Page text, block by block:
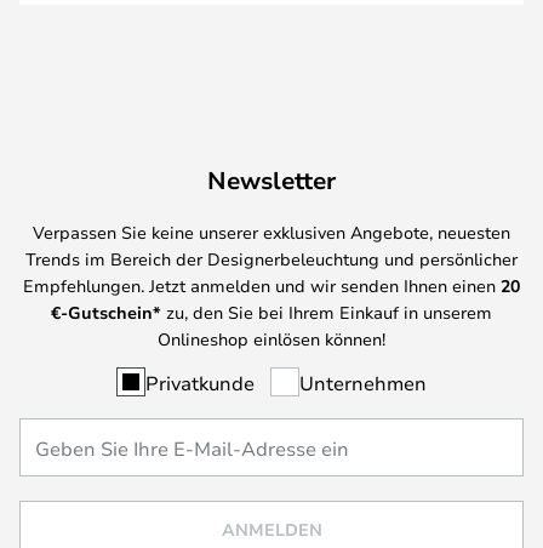
Newsletter
Verpassen Sie keine unserer exklusiven Angebote, neuesten
Trends im Bereich der Designerbeleuchtung und persönlicher
Empfehlungen. Jetzt anmelden und wir senden Ihnen einen 20
€-Gutschein* zu, den Sie bei Ihrem Einkauf in unserem
Onlineshop einlösen können!
Privatkunde Unternehmen
ANMELDEN